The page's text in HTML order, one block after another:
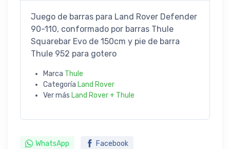
Juego de barras para Land Rover Defender
90-110, conformado por barras Thule
Squarebar Evo de 150cm y pie de barra
Thule 952 para gotero
Marca Thule
Categoría Land Rover
Ver más Land Rover + Thule
WhatsApp Facebook